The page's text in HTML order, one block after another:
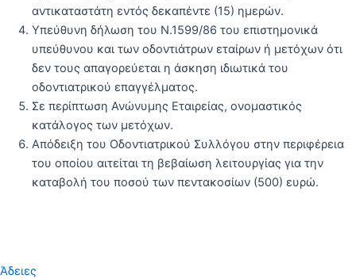
αντικαταστάτη εντός δεκαπέντε (15) ημερών.
Υπεύθυνη δήλωση του Ν.1599/86 του επιστημονικά
υπεύθυνου και των οδοντιάτρων εταίρων ή μετόχων ότι
δεν τους απαγορεύεται η άσκηση ιδιωτικά του
οδοντιατρικού επαγγέλματος.
Σε περίπτωση Ανώνυμης Εταιρείας, ονομαστικός
κατάλογος των μετόχων.
Απόδειξη του Οδοντιατρικού Συλλόγου στην περιφέρεια
του οποίου αιτείται τη βεβαίωση λειτουργίας για την
καταβολή του ποσού των πεντακοσίων (500) ευρώ.
Άδειες